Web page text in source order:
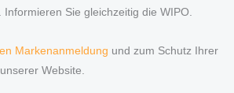
Informieren Sie gleichzeitig die WIPO.
Markenanmeldung und zum Schutz Ihrer
Website.